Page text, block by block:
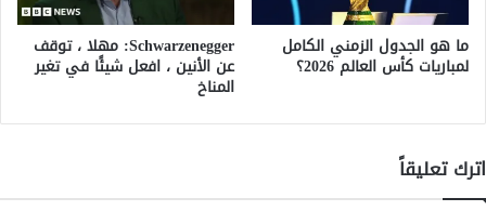
ما هو الجدول الزمني الكامل
لمباريات كأس العالم 2026؟
Schwarzenegger: مهلا ، توقف
عن الأنين ، افعل شيئًا في تغير
المناخ
اترك تعليقاً